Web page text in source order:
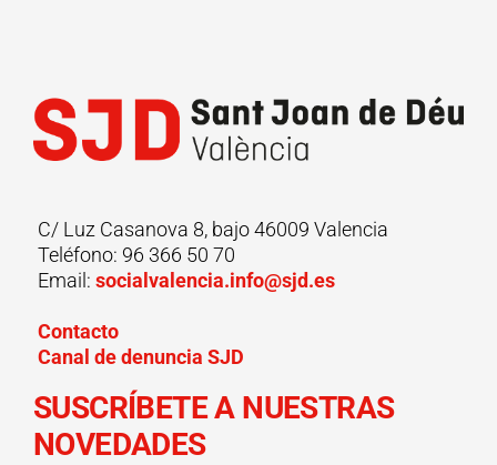
C/ Luz Casanova 8, bajo 46009 Valencia
Teléfono: 96 366 50 70
Email:socialvalencia.info@sjd.es
Contacto
Canal de denuncia SJD
SUSCRÍBETE A NUESTRAS
NOVEDADES